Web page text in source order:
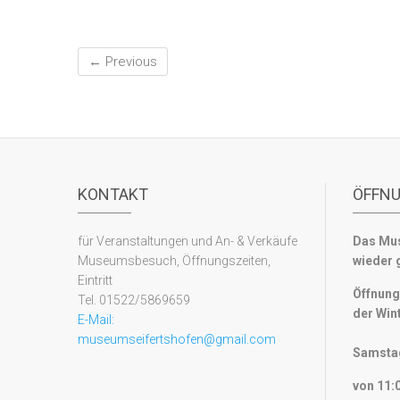
← Previous
KONTAKT
für Veranstaltungen und An- & Verkäufe
Museumsbesuch, Öffnungszeiten,
Eintritt
Tel. 01522/5869659
E-Mail:
museumseifertshofen@gmail.com
Das
wieder
der
von